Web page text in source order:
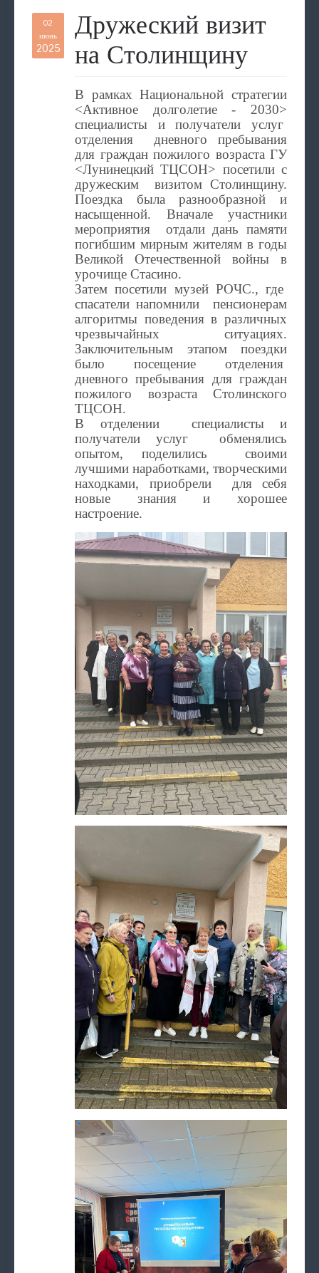
02
июнь
2025
Дружеский визит
на Столинщину
В рамках Национальной стратегии
<Активное долголетие - 2030>
специалисты и получатели услуг
отделения дневного пребывания
для граждан пожилого возраста ГУ
<Лунинецкий ТЦСОН> посетили с
дружеским визитом Столинщину.
Поездка была разнообразной и
насыщенной. Вначале участники
мероприятия отдали дань памяти
погибшим мирным жителям в годы
Великой Отечественной войны в
урочище Стасино.
Затем посетили музей РОЧС., где
спасатели напомнили пенсионерам
алгоритмы поведения в различных
чрезвычайных ситуациях.
Заключительным этапом поездки
было посещение отделения
дневного пребывания для граждан
пожилого возраста Столинского
ТЦСОН.
В отделении специалисты и
получатели услуг обменялись
опытом, поделились своими
лучшими наработками, творческими
находками, приобрели для себя
новые знания и хорошее
настроение.